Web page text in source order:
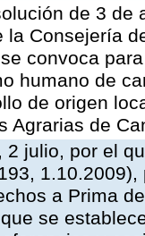
de 3
la Consejería
convoca
humano de
de origen
Agrarias de
2 julio, por el
a Prima
se